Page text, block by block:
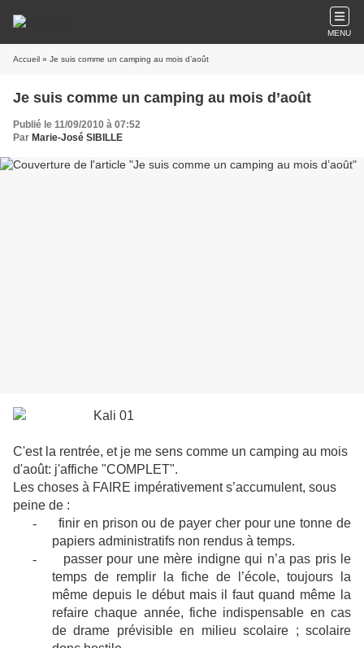
MENU
Accueil » Je suis comme un camping au mois d’août
Je suis comme un camping au mois d’août
Publié le 11/09/2010 à 07:52
Par Marie-José SIBILLE
C'est la rentrée, et je me sens comme un camping au mois
d'août: j'affiche "COMPLET".
Les choses à FAIRE impérativement s’accumulent, sous
peine de :
-
finir en prison ou de payer cher pour une tonne de
papiers administratifs non rendus à temps.
-
passer pour une mère indigne qui n’a pas pris le
temps de remplir la fiche de l’école, toujours la
même depuis le début mais il faut quand même la
refaire chaque année, fiche indispensable en cas
de drame prévisible en milieu scolaire ; scolaire